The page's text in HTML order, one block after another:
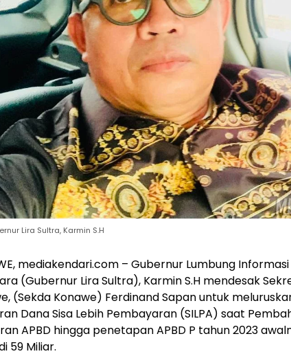
Lira Sultra, Karmin S.H
mediakendari.com – Gubernur Lumbung
(Gubernur Lira Sultra), Karmin S.H mendesak
(Sekda Konawe) Ferdinand Sapan untuk
Dana Sisa Lebih Pembayaran (SILPA) saat
APBD hingga penetapan APBD P tahun 2023
59 Miliar.